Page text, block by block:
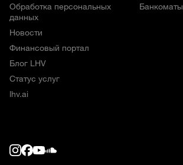
Обработка персональных
данных
Новости
Финансовый портал
Блог LHV
Статус услуг
lhv.ai
Банкоматы